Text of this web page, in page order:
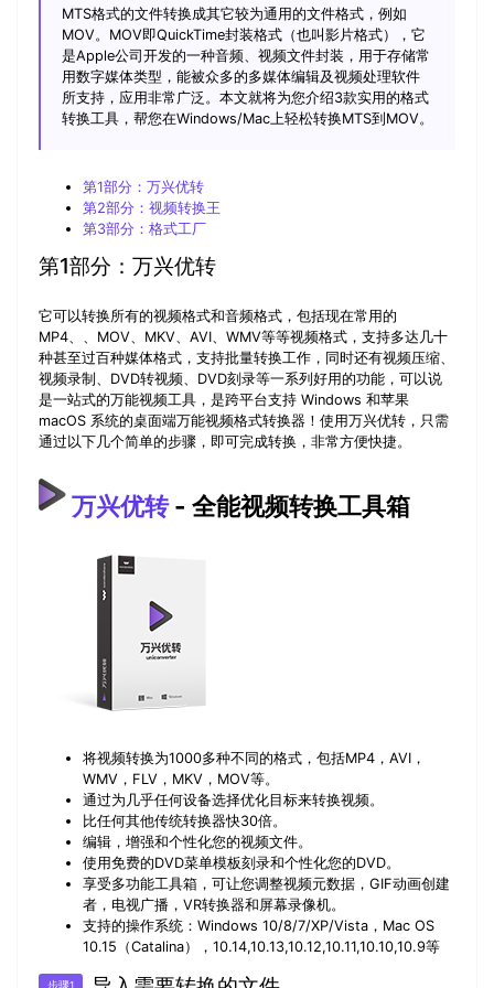
MTS格式的文件转换成其它较为通用的文件格式，例如
MOV。MOV即QuickTime封装格式（也叫影片格式），它
是Apple公司开发的一种音频、视频文件封装，用于存储常
用数字媒体类型，能被众多的多媒体编辑及视频处理软件
所支持，应用非常广泛。本文就将为您介绍3款实用的格式
转换工具，帮您在Windows/Mac上轻松转换MTS到MOV。
第1部分：万兴优转
第2部分：视频转换王
第3部分：格式工厂
第1部分：万兴优转
它可以转换所有的视频格式和音频格式，包括现在常用的
MP4、 、MOV、MKV、AVI、WMV等等视频格式，支持多达几十
种甚至过百种媒体格式，支持批量转换工作，同时还有视频压缩、
视频录制、DVD转视频、DVD刻录等一系列好用的功能，可以说
是一站式的万能视频工具，是跨平台支持 Windows 和苹果
macOS 系统的桌面端万能视频格式转换器！使用万兴优转，只需
通过以下几个简单的步骤，即可完成转换，非常方便快捷。
万兴优转- 全能视频转换工具箱
将视频转换为1000多种不同的格式，包括MP4，AVI，
WMV，FLV，MKV，MOV等。
通过为几乎任何设备选择优化目标来转换视频。
比任何其他传统转换器快30倍。
编辑，增强和个性化您的视频文件。
使用免费的DVD菜单模板刻录和个性化您的DVD。
享受多功能工具箱，可让您调整视频元数据，GIF动画创建
者，电视广播，VR转换器和屏幕录像机。
支持的操作系统：Windows 10/8/7/XP/Vista，Mac OS
10.15（Catalina），10.14,10.13,10.12,10.11,10.10,10.9等